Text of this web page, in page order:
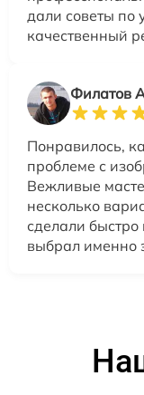
дали советы по
качественный
Филатов
Понравилось,
проблеме с
Вежливые
несколько
сделали быстро
выбрал именно